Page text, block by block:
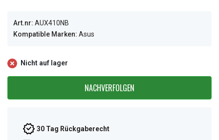
Art.nr: AUX410NB
Kompatible Marken: Asus
Nicht auf lager
NACHVERFOLGEN
30 Tag Rückgaberecht